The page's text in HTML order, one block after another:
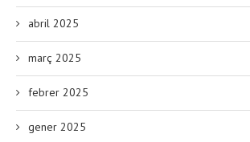
abril 2025
març 2025
febrer 2025
gener 2025